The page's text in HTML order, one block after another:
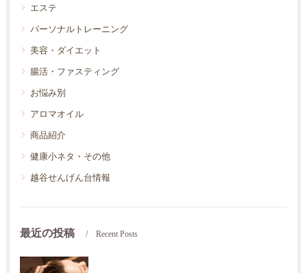
エステ
パーソナルトレーニング
美容・ダイエット
腸活・ファスティング
お悩み別
アロマオイル
商品紹介
健康小ネタ・その他
越谷せんげん台情報
最近の投稿 Recent Posts